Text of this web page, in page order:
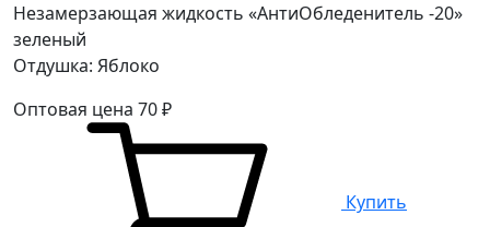
Незамерзающая жидкость «АнтиОбледенитель -20»
зеленый
Отдушка: Яблоко
Оптовая цена 70₽
Купить